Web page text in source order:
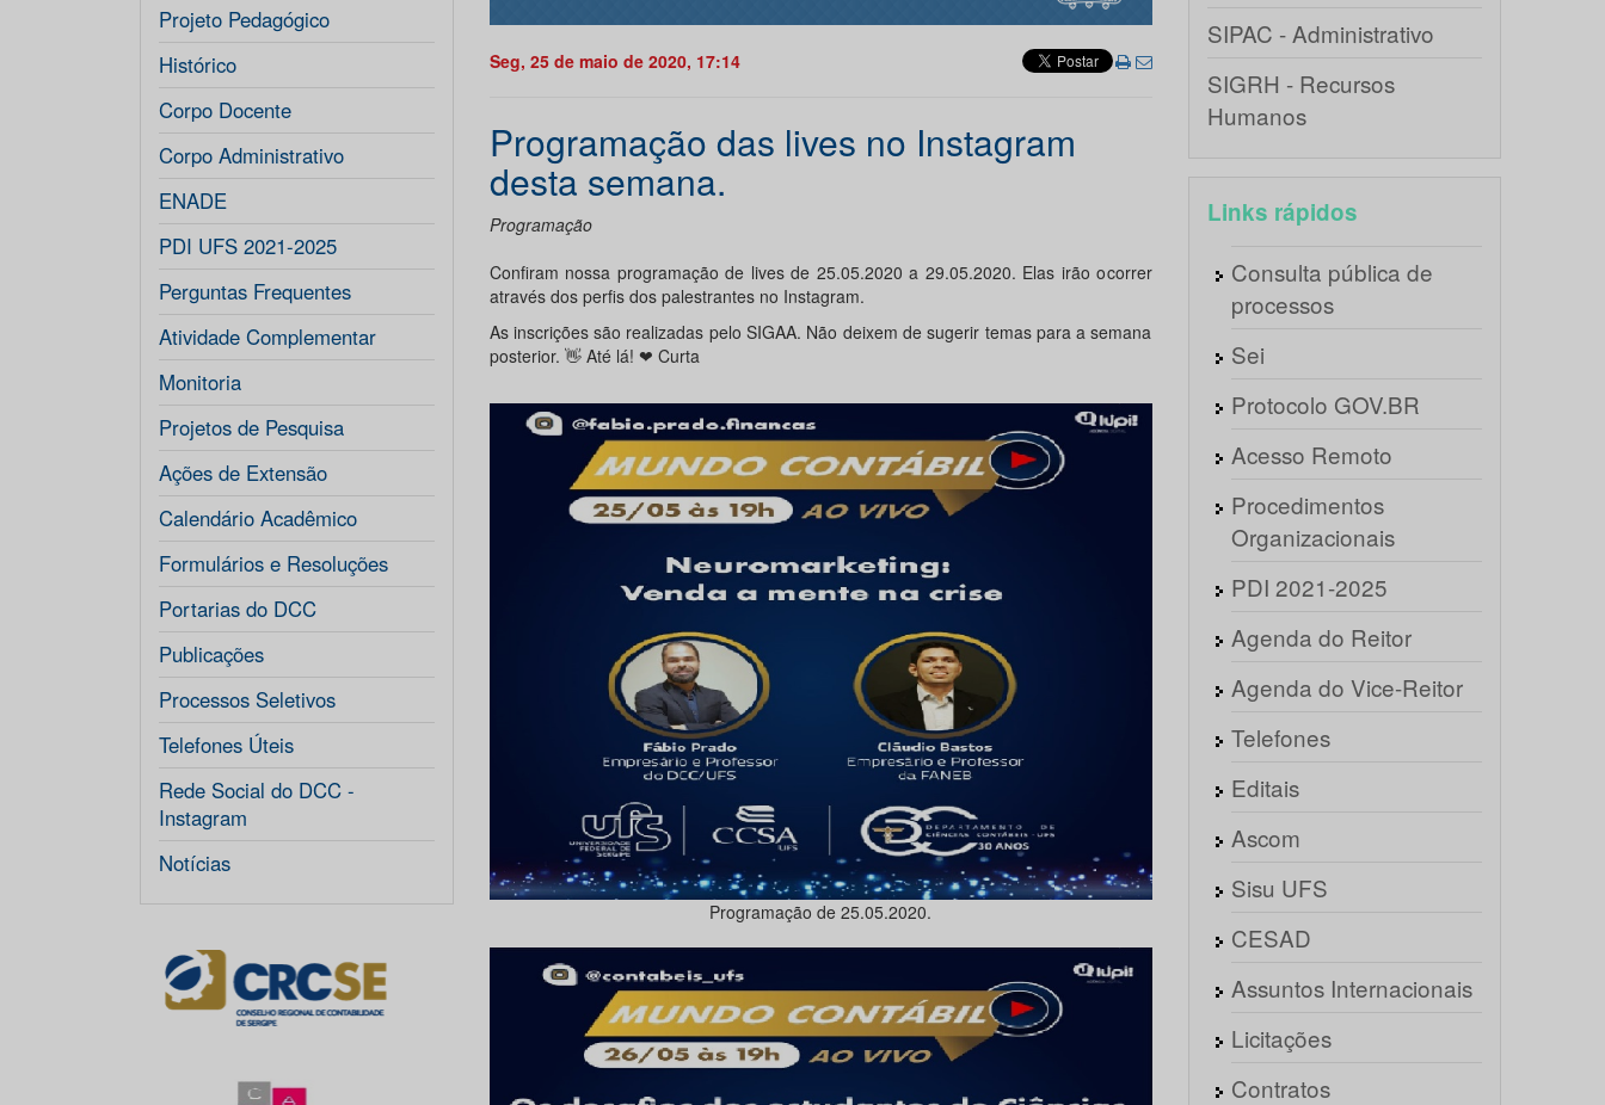
Projeto Pedagógico
Histórico
Corpo Docente
Corpo Administrativo
ENADE
PDI UFS 2021-2025
Perguntas Frequentes
Atividade Complementar
Monitoria
Projetos de Pesquisa
Ações de Extensão
Calendário Acadêmico
Formulários e Resoluções
Portarias do DCC
Publicações
Processos Seletivos
Telefones Úteis
Rede Social do DCC -
Instagram
Notícias
Seg, 25 de maio de 2020, 17:14
Programação das lives no Instagram
desta semana.
Programação
Confiram nossa programação de lives de 25.05.2020 a 29.05.2020. Elas irão ocorrer
através dos perfis dos palestrantes no Instagram.
As inscrições são realizadas pelo SIGAA. Não deixem de sugerir temas para a semana
posterior. 👋 Até lá! ❤ Curta
Programação de 25.05.2020.
SIPAC - Administrativo
SIGRH - Recursos
Humanos
Links rápidos
Consulta pública de
processos
Sei
Protocolo GOV.BR
Acesso Remoto
Procedimentos
Organizacionais
PDI 2021-2025
Agenda do Reitor
Agenda do Vice-Reitor
Telefones
Editais
Ascom
Sisu UFS
CESAD
Assuntos Internacionais
Licitações
Contratos